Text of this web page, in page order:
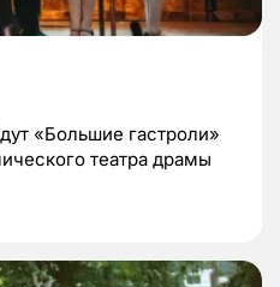
«Большие гастроли»
театра драмы